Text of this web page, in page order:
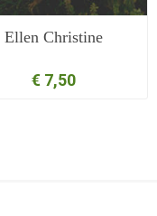
Ellen Christine
€ 7,50